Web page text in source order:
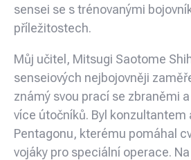
sensei se s trénovanými
příležitostech.
Můj učitel, Mitsugi Saotome
senseiových nejbojovněji
známý svou prací se zbraněmi
více útočníků. Byl konzultantem
Pentagonu, kterému pomáhal
vojáky pro speciální operace.